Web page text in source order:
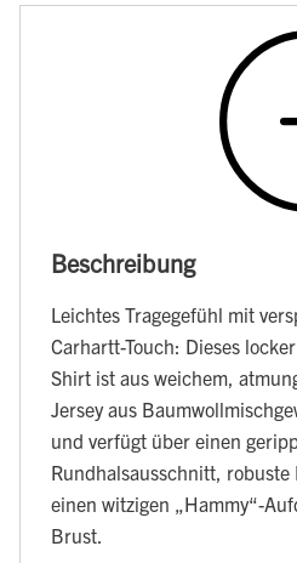
Beschreibung
Leichtes Tragegefühl mit
Carhartt-Touch: Dieses
Shirt ist aus weichem,
Jersey aus
und verfügt über einen
Rundhalsausschnitt, robuste
einen witzigen „Hammy“-
Brust.